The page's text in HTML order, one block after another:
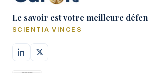
Le savoir est votre meilleure
SCIENTIA VINCES